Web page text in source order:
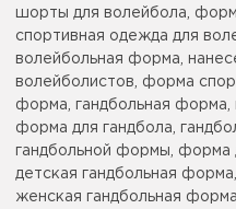
шорты для волейбола,
спортивная одежда для
волейбольная форма,
волейболистов, форма
форма, гандбольная форма,
форма для гандбола,
гандбольной формы, форма
детская гандбольная
женская гандбольная